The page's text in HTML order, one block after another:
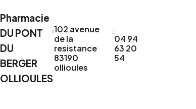
Pharmacie
DU PONT
DU
BERGER
OLLIOULES
102 avenue
de la
resistance
83190
ollioules
04 94
63 20
54